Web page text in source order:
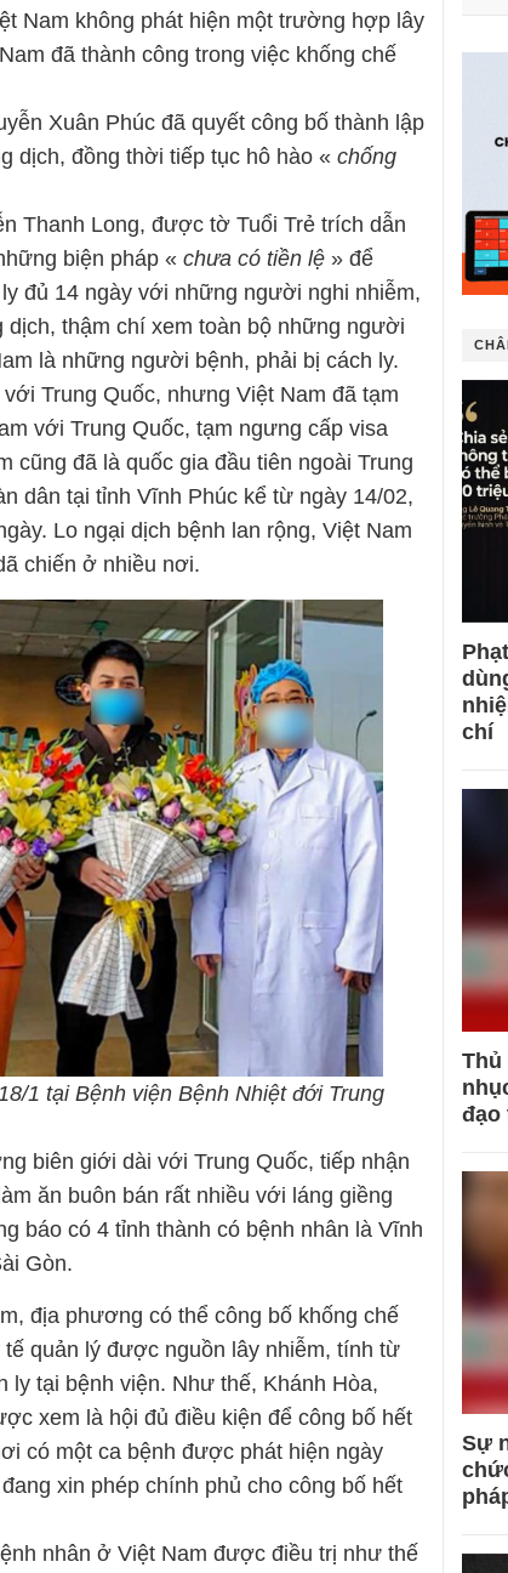
Nam không phát hiện một trường hợp lây
đã thành công trong việc khống chế
Xuân Phúc đã quyết công bố thành lập
dịch, đồng thời tiếp tục hô hào « chống
Thanh Long, được tờ Tuổi Trẻ trích dẫn
biện pháp « chưa có tiền lệ » để
đủ 14 ngày với những người nghi nhiễm,
thậm chí xem toàn bộ những người
là những người bệnh, phải bị cách ly.
Trung Quốc, nhưng Việt Nam đã tạm
với Trung Quốc, tạm ngưng cấp visa
cũng đã là quốc gia đầu tiên ngoài Trung
dân tại tỉnh Vĩnh Phúc kể từ ngày 14/02,
Lo ngại dịch bệnh lan rộng, Việt Nam
chiến ở nhiều nơi.
1 tại Bệnh viện Bệnh Nhiệt đới Trung
biên giới dài với Trung Quốc, tiếp nhận
ăn buôn bán rất nhiều với láng giềng
báo có 4 tỉnh thành có bệnh nhân là Vĩnh
Gòn.
địa phương có thể công bố khống chế
quản lý được nguồn lây nhiễm, tính từ
ly tại bệnh viện. Như thế, Khánh Hòa,
xem là hội đủ điều kiện để công bố hết
có một ca bệnh được phát hiện ngày
xin phép chính phủ cho công bố hết
nhân ở Việt Nam được điều trị như thế
chí
Thủ
đạo
Sự